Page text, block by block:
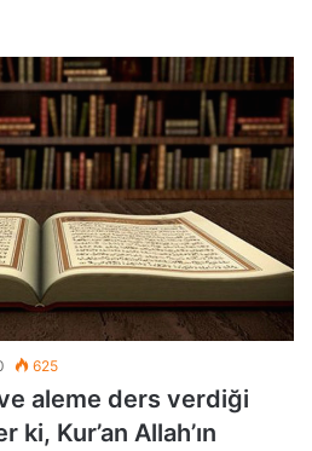
625
ve aleme ders verdiği
Kur’an Allah’ın